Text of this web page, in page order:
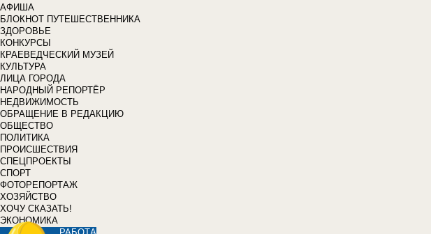
АФИША
БЛОКНОТ ПУТЕШЕСТВЕННИКА
ЗДОРОВЬЕ
КОНКУРСЫ
КРАЕВЕДЧЕСКИЙ МУЗЕЙ
КУЛЬТУРА
ЛИЦА ГОРОДА
НАРОДНЫЙ РЕПОРТЁР
НЕДВИЖИМОСТЬ
ОБРАЩЕНИЕ В РЕДАКЦИЮ
ОБЩЕСТВО
ПОЛИТИКА
ПРОИСШЕСТВИЯ
СПЕЦПРОЕКТЫ
СПОРТ
ФОТОРЕПОРТАЖ
ХОЗЯЙСТВО
ХОЧУ СКАЗАТЬ!
ЭКОНОМИКА